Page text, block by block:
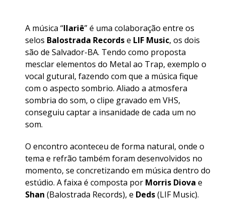
A música “Ilariê” é uma colaboração entre os
selos Balostrada Recordse LIF Music, os dois
são de Salvador-BA. Tendo como proposta
mesclar elementos do Metal ao Trap, exemplo o
vocal gutural, fazendo com que a música fique
com o aspecto sombrio. Aliado a atmosfera
sombria do som, o clipe gravado em VHS,
conseguiu captar a insanidade de cada um no
som.
O encontro aconteceu de forma natural, onde o
tema e refrão também foram desenvolvidos no
momento, se concretizando em música dentro do
estúdio. A faixa é composta por Morris Diova e
Shan (Balostrada Records), e Deds(LIF Music).